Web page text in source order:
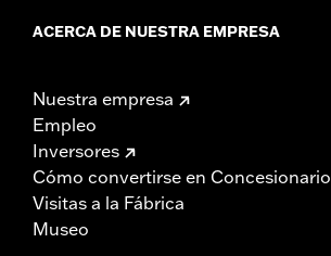
ACERCA DE NUESTRA EMPRESA
Nuestra empresa
Empleo
Inversores
Cómo convertirse en Concesionario
Visitas a la Fábrica
Museo